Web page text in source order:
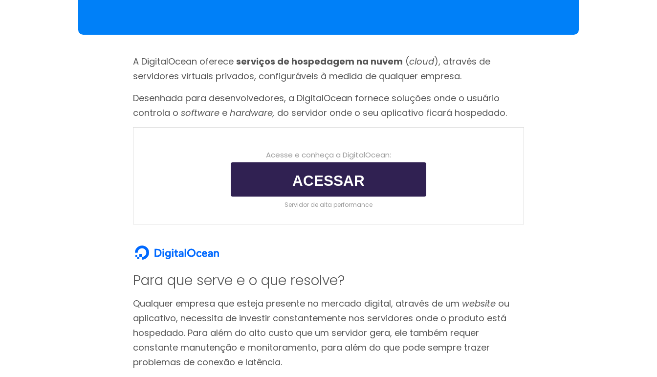
A DigitalOcean oferece serviços de hospedagem na nuvem (cloud), através de
servidores virtuais privados, configuráveis à medida de qualquer empresa.
Desenhada para desenvolvedores, a DigitalOcean fornece soluções onde o usuário
controla o software e hardware, do servidor onde o seu aplicativo ficará hospedado.
Acesse e conheça a DigitalOcean:
ACESSAR
Servidor de alta performance
Para que serve e o que resolve?
Qualquer empresa que esteja presente no mercado digital, através de um website ou
aplicativo, necessita de investir constantemente nos servidores onde o produto está
hospedado. Para além do alto custo que um servidor gera, ele também requer
constante manutenção e monitoramento, para além do que pode sempre trazer
problemas de conexão e latência.